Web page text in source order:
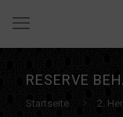
RESERVE
Startseite 2.